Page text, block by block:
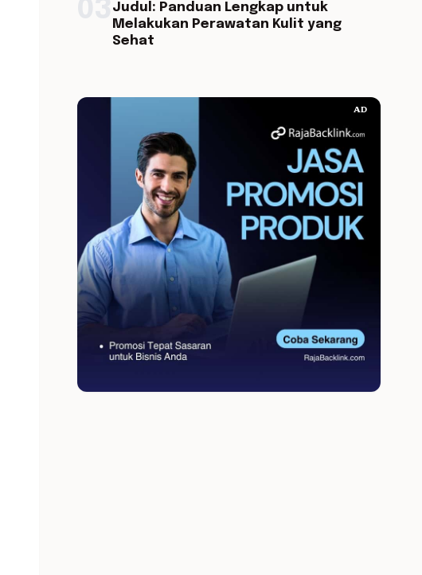
Judul: Panduan Lengkap untuk
Melakukan Perawatan Kulit yang
Sehat
AD